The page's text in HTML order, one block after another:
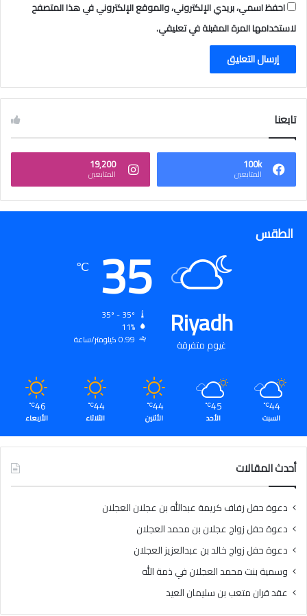
ل
ج
ل
ن
احفظ اسمي، بريدي الإلكتروني، والموقع الإلكتروني في هذا المتصفح
لاستخدامها المرة المقبلة في تعليقي.
تابعنا
100k
المتابعين
19٬200
المتابعين
الطقس
Riyadh
غيوم متفرقة
35
℃
11%
0.99 كيلومتر/ساعة
44
℃
السبت
45
℃
الأحد
44
℃
الأثنين
44
℃
الثلاثاء
46
℃
الأربعاء
أحدث المقالات
دعوة حفل زفاف كريمة عبدالله بن عجلان العجلان
دعوة حفل زواج عجلان بن محمد العجلان
دعوة حفل زواج خالد بن عبدالعزيز العجلان
وسمية بنت محمد العجلان في ذمة الله
عقد قران متعب بن سليمان العيد